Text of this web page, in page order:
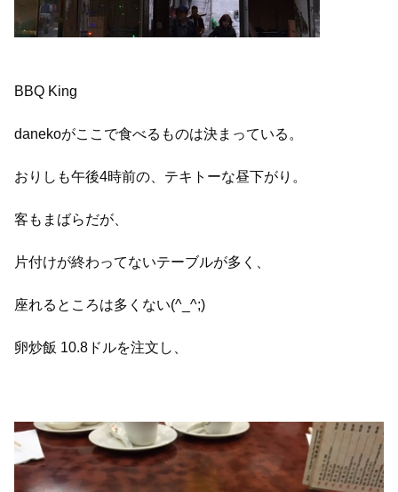
BBQ King
danekoがここで食べるものは決まっている。
おりしも午後4時前の、テキトーな昼下がり。
客もまばらだが、
片付けが終わってないテーブルが多く、
座れるところは多くない(^_^;)
卵炒飯 10.8ドルを注文し、